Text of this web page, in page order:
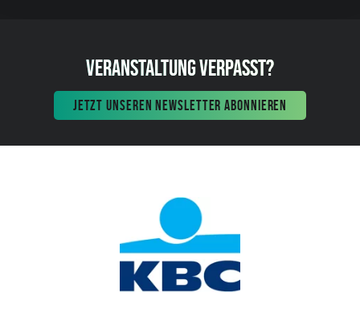
VERANSTALTUNG VERPASST?
JETZT UNSEREN NEWSLETTER ABONNIEREN